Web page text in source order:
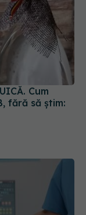
Cum
fără să știm: